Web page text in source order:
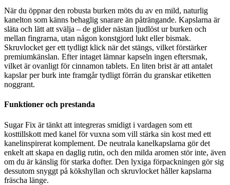
När du öppnar den robusta burken möts du av en mild, naturlig
kanelton som känns behaglig snarare än påträngande. Kapslarna är
släta och lätt att svälja – de glider nästan ljudlöst ur burken och
mellan fingrarna, utan någon konstgjord lukt eller bismak.
Skruvlocket ger ett tydligt klick när det stängs, vilket förstärker
premiumkänslan. Efter intaget lämnar kapseln ingen eftersmak,
vilket är ovanligt för cinnamon tablets. En liten brist är att antalet
kapslar per burk inte framgår tydligt förrän du granskar etiketten
noggrant.
Funktioner och prestanda
Sugar Fix är tänkt att integreras smidigt i vardagen som ett
kosttillskott med kanel för vuxna som vill stärka sin kost med ett
kanelinspirerat komplement. De neutrala kanelkapslarna gör det
enkelt att skapa en daglig rutin, och den milda aromen stör inte, även
om du är känslig för starka dofter. Den lyxiga förpackningen gör sig
dessutom snyggt på kökshyllan och skruvlocket håller kapslarna
fräscha länge.